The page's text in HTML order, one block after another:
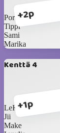
+2p
Porvoon Prinsessa
Tippi
Sami
Marika
Kenttä 4
+1p
LeKa
Jii
Make